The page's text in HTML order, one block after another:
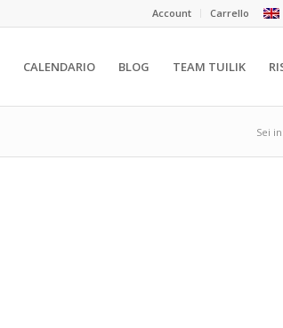
Account Carrello
CALENDARIO BLOG TEAM TUILIK
Sei in: